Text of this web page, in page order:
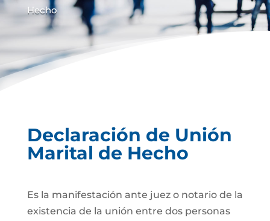
Hecho
Declaración de Unión
Marital de Hecho
Es la manifestación ante juez o notario de la
existencia de la unión entre dos personas